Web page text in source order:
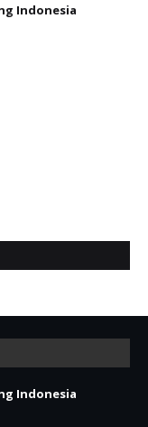
Indonesia
Indonesia